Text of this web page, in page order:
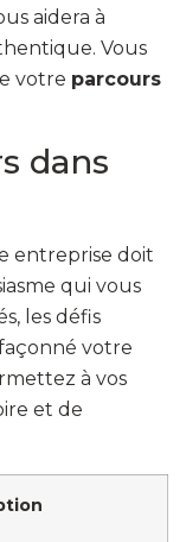
aidera à
Vous
votre parcours
dans
entreprise doit
qui vous
les défis
votre
à vos
et de